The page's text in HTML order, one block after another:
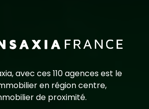
avec ces 110 agences est le
en région centre,
de proximité.